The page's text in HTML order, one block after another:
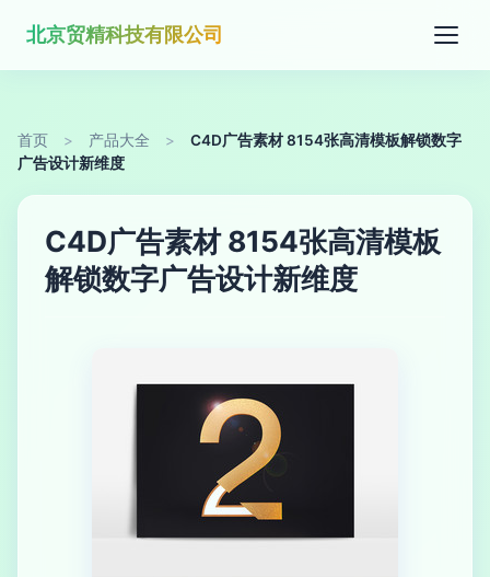
北京贸精科技有限公司
首页 > 产品大全 >
C4D广告素材 8154张高清模板解锁数字
广告设计新维度
C4D广告素材 8154张高清模板
解锁数字广告设计新维度